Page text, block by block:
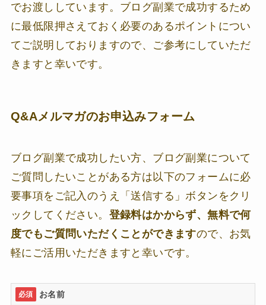
でお渡ししています。ブログ副業で成功するため
に最低限押さえておく必要のあるポイントについ
てご説明しておりますので、ご参考にしていただ
きますと幸いです。
Q&Aメルマガのお申込みフォーム
ブログ副業で成功したい方、ブログ副業について
ご質問したいことがある方は以下のフォームに必
要事項をご記入のうえ「送信する」ボタンをクリ
ックしてください。 登録料はかからず、無料で何
度でもご質問いただくことができますので、お気
軽にご活用いただきますと幸いです。
必須 お名前